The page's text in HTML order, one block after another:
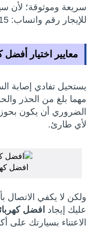
سريعة وموثوقة؛ لأن
للإيجار رقم واتساب: 0539732915.
معايير اختيار
يستحيل تفادي إصابة
مهما بلغ من الحذر
الضروري أن يكون
لأي طارئ.
افضل
ولكن لا يكفي
عليك إيجاد افضل
الاعتناء بسيارتك على